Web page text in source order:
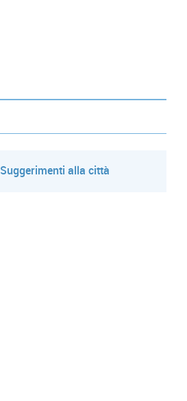
Suggerimenti alla città